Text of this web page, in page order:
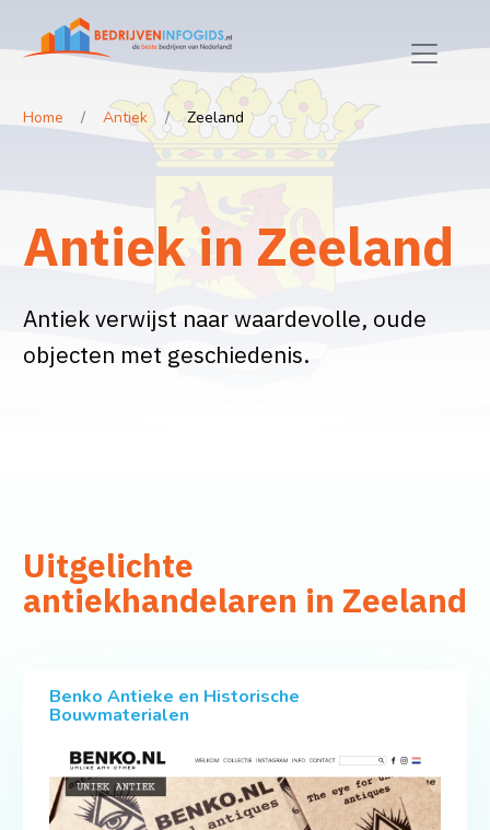
Home Antiek Zeeland
Antiek in Zeeland
Antiek verwijst naar waardevolle, oude
objecten met geschiedenis.
Uitgelichte
antiekhandelaren in Zeeland
Benko Antieke en Historische
Bouwmaterialen